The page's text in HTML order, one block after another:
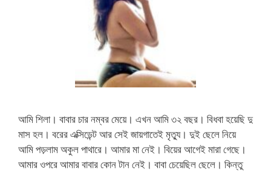
আমি শিলা। বাবার চার নম্বর মেয়ে। এখন আমি ৩২ বছর। বিধবা হয়েছি দু
মাস হল। বরের এক্সিডেন্ট আর সেই জায়গাতেই মৃত্যু। দুই ছেলে নিয়ে
আমি পড়লাম অকুল পাথারে। আমার মা নেই। বিয়ের আগেই মারা গেছে।
আমার ওপরে আমার বাবার কোন টান নেই। বাবা চেয়েছিল ছেলে। কিন্তু